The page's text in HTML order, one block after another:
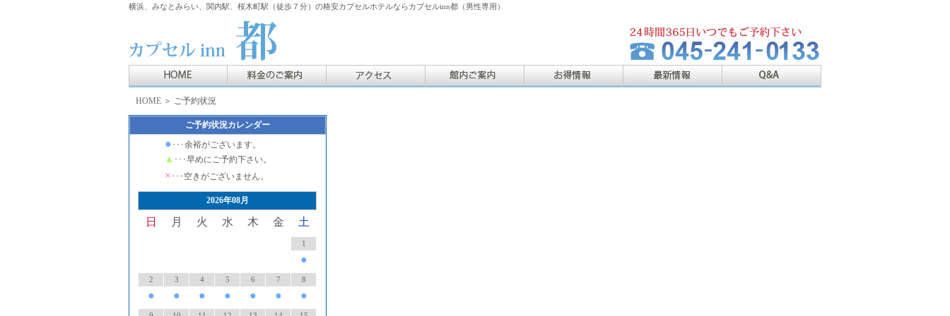
横浜、みなとみらい、関内駅、桜木町駅（徒歩７分）の格安カプセルホテルならカプセルinn都（男性専用）
HOME ＞ ご予約状況
ご予約状況カレンダー
● ･･･余裕がございます。
▲ ･･･早めにご予約下さい。
× ･･･空きがございません。
2026年08月
日 月 火 水 木 金 土
1
●
2
●
3
●
4
●
5
●
6
●
7
●
8
●